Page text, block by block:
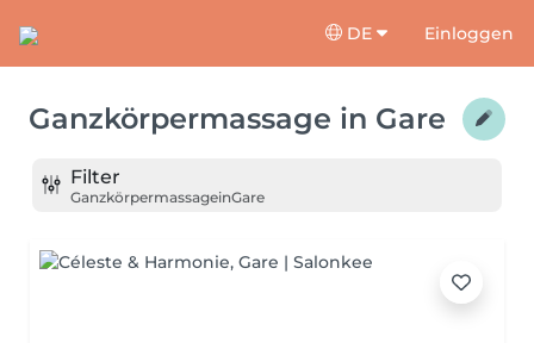
DE Einloggen
Ganzkörpermassage in Gare
Filter
GanzkörpermassageinGare